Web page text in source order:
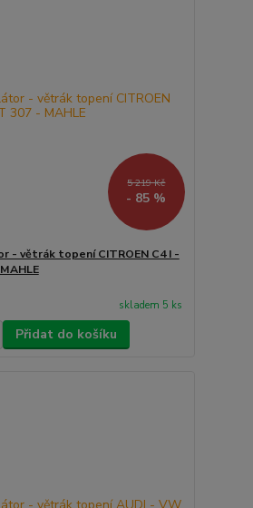
5 219 Kč
- 85 %
- větrák topení CITROEN C4 I -
skladem 5 ks
Přidat do košíku